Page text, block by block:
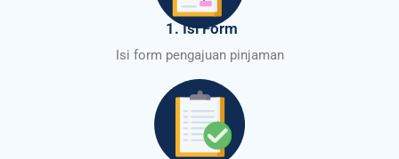
1. Isi Form
Isi form pengajuan pinjaman